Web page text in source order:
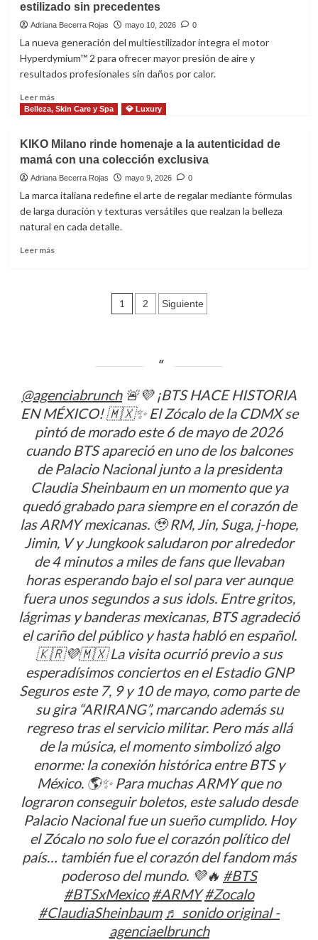
el
cuidado
con
vitamina
C
estilizado sin precedentes
Adriana Becerra Rojas mayo 10, 2026 0
La nueva generación del multiestilizador integra el motor
Hyperdymium™ 2 para ofrecer mayor presión de aire y
resultados profesionales sin daños por calor.
Leer másLeer
más
presenta
el
Airwrap
2x
para
Belleza, Skin Care y Spa 💎 Luxury
KIKO Milano rinde homenaje a la autenticidad de
mamá con una colección exclusiva
Adriana Becerra Rojas mayo 9, 2026 0
La marca italiana redefine el arte de regalar mediante fórmulas
de larga duración y texturas versátiles que realzan la belleza
natural en cada detalle.
Leer másLeer
autenticidad
mamá
con
colección
exclusiva
Paginación
1 2 Siguiente
@agenciabrunch🚨💜 ¡BTS HACE HISTORIA
EN MÉXICO! 🇲🇽✨ El Zócalo de la CDMX se
pintó de morado este 6 de mayo de 2026
cuando BTS apareció en uno de los balcones
de Palacio Nacional junto a la presidenta
Claudia Sheinbaum en un momento que ya
quedó grabado para siempre en el corazón de
las ARMY mexicanas. 🥹 RM, Jin, Suga, j-hope,
Jimin, V y Jungkook saludaron por alrededor
de 4 minutos a miles de fans que llevaban
horas esperando bajo el sol para ver aunque
fuera unos segundos a sus idols. Entre gritos,
lágrimas y banderas mexicanas, BTS agradeció
el cariño del público y hasta habló en español.
🇰🇷💜🇲🇽 La visita ocurrió previo a sus
esperadísimos conciertos en el Estadio GNP
Seguros este 7, 9 y 10 de mayo, como parte de
su gira “ARIRANG”, marcando además su
regreso tras el servicio militar. Pero más allá
de la música, el momento simbolizó algo
enorme: la conexión histórica entre BTS y
México. 🌎✨ Para muchas ARMY que no
lograron conseguir boletos, este saludo desde
Palacio Nacional fue un sueño cumplido. Hoy
el Zócalo no solo fue el corazón político del
país… también fue el corazón del fandom más
poderoso del mundo. 💜🔥 #BTS
#BTSxMexico #ARMY #Zocalo
#ClaudiaSheinbaum ♬ sonido original -
agenciaelbrunch